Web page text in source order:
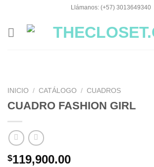
contenido
Llámanos: (+57) 3013649340
INICIO / CATÁLOGO / CUADROS
CUADRO FASHION GIRL
$119,900.00